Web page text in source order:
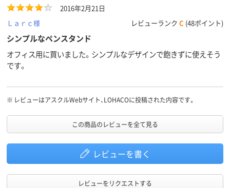
2016年2月21日
Ｌａｒｃ様
レビューランク C (48ポイント)
シンプルなペンスタンド
オフィス用に買いました。シンプルなデザインで飽きずに使えそう
です。
※ レビューはアスクルWebサイト、LOHACOに投稿された内容です。
この商品のレビューを全て見る
レビューを書く
レビューをリクエストする